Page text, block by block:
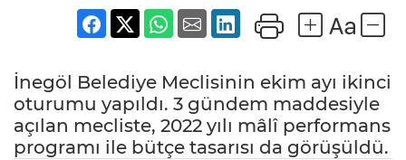
İnegöl Belediye Meclisinin ekim ayı ikinci
oturumu yapıldı. 3 gündem maddesiyle
açılan mecliste, 2022 yılı mâlî performans
programı ile bütçe tasarısı da görüşüldü.